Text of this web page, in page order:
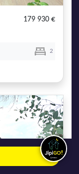
179 930 €
2
Next